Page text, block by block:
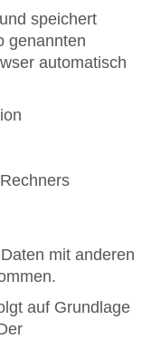
speichert
genannten
automatisch
mit anderen
auf Grundlage